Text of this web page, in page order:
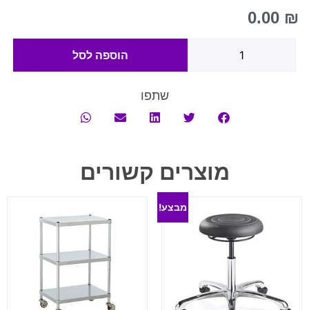
0.00 ₪
הוספה לסל
שתפו
מוצרים קשורים
מבצע!